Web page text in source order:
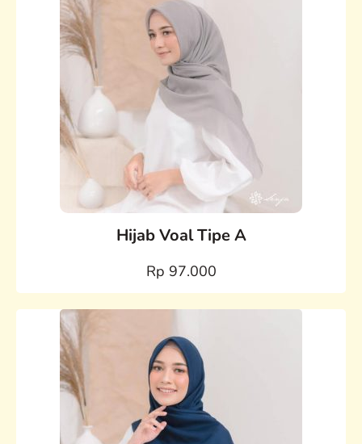
Hijab Voal Tipe A
Rp 97.000